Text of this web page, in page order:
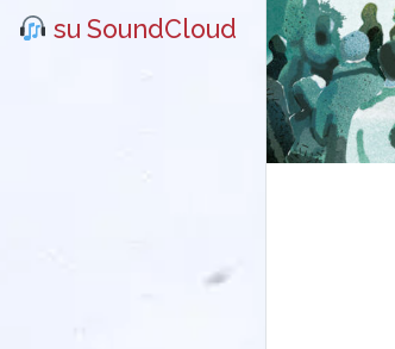
su SoundCloud